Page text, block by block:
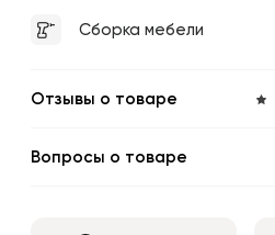
Сборка мебели
Отзывы о товаре
Вопросы о товаре